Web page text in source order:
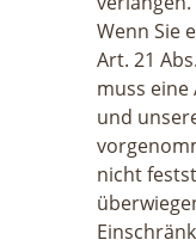
Wenn Sie
Art. 21
muss eine
und
nicht